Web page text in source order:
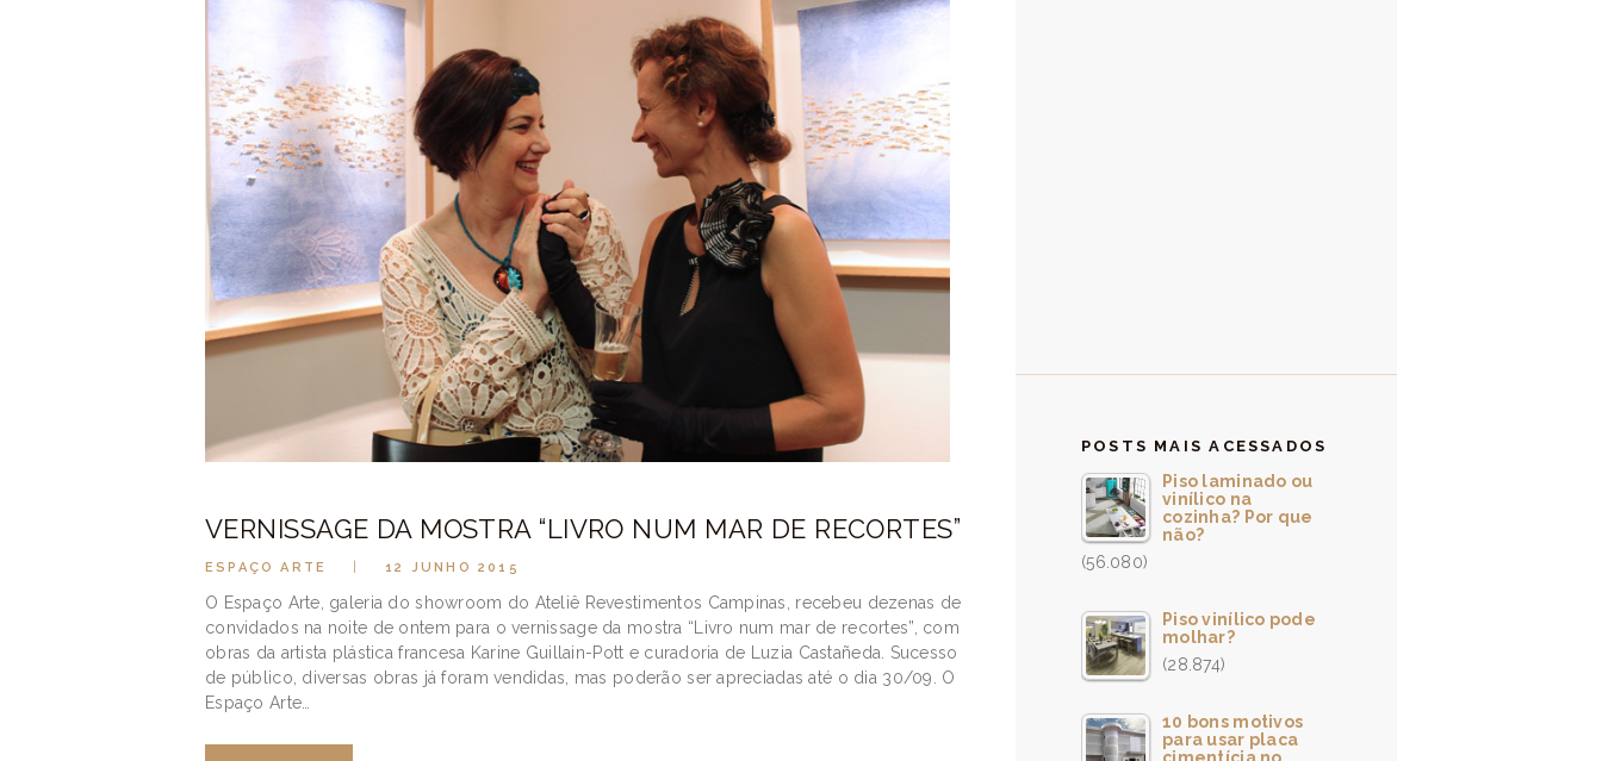
VERNISSAGE DA MOSTRA “LIVRO NUM MAR DE RECORTES”
ESPAÇO ARTE 12 JUNHO 2015
O Espaço Arte, galeria do showroom do Ateliê Revestimentos Campinas, recebeu dezenas de
convidados na noite de ontem para o vernissage da mostra “Livro num mar de recortes”, com
obras da artista plástica francesa Karine Guillain-Pott e curadoria de Luzia Castañeda. Sucesso
de público, diversas obras já foram vendidas, mas poderão ser apreciadas até o dia 30/09. O
Espaço Arte…
POSTS MAIS ACESSADOS
Piso laminado ou
vinílico na
cozinha? Por que
não?
(56.080)
Piso vinílico pode
molhar?
(28.874)
10 bons motivos
para usar placa